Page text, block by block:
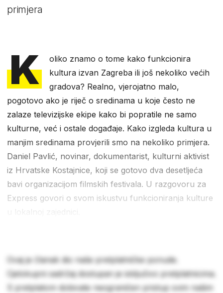
primjera
K
oliko znamo o tome kako funkcionira
kultura izvan Zagreba ili još nekoliko većih
gradova? Realno, vjerojatno malo,
pogotovo ako je riječ o sredinama u koje često ne
zalaze televizijske ekipe kako bi popratile ne samo
kulturne, već i ostale događaje. Kako izgleda kultura u
manjim sredinama provjerili smo na nekoliko primjera.
Daniel Pavlić, novinar, dokumentarist, kulturni aktivist
iz Hrvatske Kostajnice, koji se gotovo dva desetljeća
bavi organizacijom filmskih festivala. U razgovoru za
Express govori o svom iskustvu funkcioniranja kulture
u lokalnoj zajednici.
Ovaj je članak dio naše pretplatničke ponude.
Cjelokupni sadržaj dostupan je isključivo pretplatnicima.
S pretplatom dobivate neograničen pristup svim našim